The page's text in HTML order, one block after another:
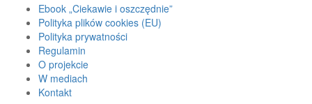
Ebook „Ciekawie i oszczędnie”
Polityka plików cookies (EU)
Polityka prywatności
Regulamin
O projekcie
W mediach
Kontakt